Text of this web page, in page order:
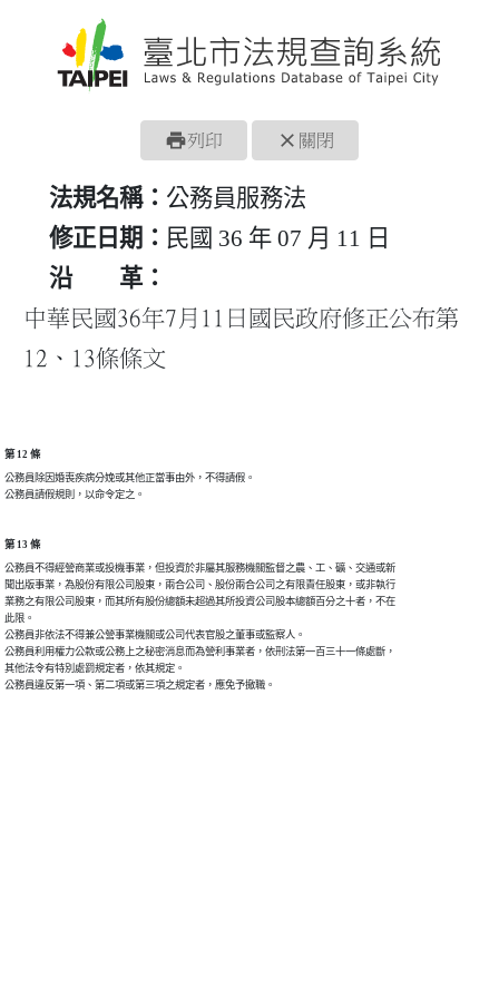
print列印 close 關閉
法規名稱： 公務員服務法
修正日期： 民國 36 年 07 月 11 日
沿 革：
中華民國36年7月11日國民政府修正公布第
12、13條條文
第 12 條
公務員除因婚喪疾病分娩或其他正當事由外，不得請假。
第 13 條
公務員不得經營商業或投機事業，但投資於非屬其服務機關監督之農、工、礦、交通或新
聞出版事業，為股份有限公司股東，兩合公司、股份兩合公司之有限責任股東，或非執行
業務之有限公司股東，而其所有股份總額未超過其所投資公司股本總額百分之十者，不在
此限。
公務員非依法不得兼公營事業機關或公司代表官股之董事或監察人。
公務員利用權力公款或公務上之秘密消息而為營利事業者，依刑法第一百三十一條處斷，
其他法令有特別處罰規定者，依其規定。